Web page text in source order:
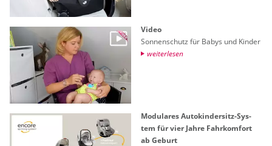
Video
Son­nen­schutz für Babys und Kin­der
wei­ter­le­sen
Mo­du­la­res Au­to­kin­der­sitz-Sys­
tem für vier Jahre Fahr­kom­fort
ab Ge­burt